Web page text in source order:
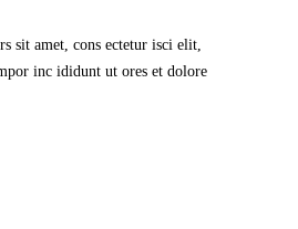
sit amet, cons ectetur isci elit,
inc ididunt ut ores et dolore